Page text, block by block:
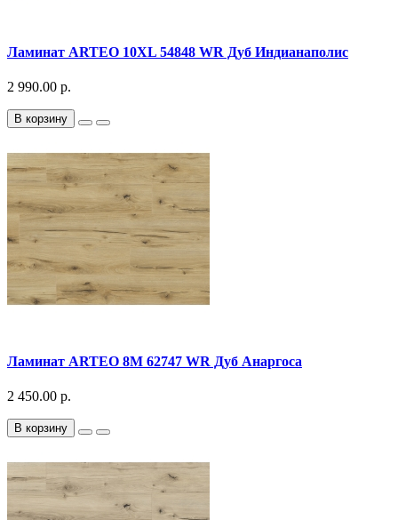
Ламинат ARTEO 10XL 54848 WR Дуб Индианаполис
2 990.00 р.
В корзину
Ламинат ARTEO 8M 62747 WR Дуб Анаргоса
2 450.00 р.
В корзину